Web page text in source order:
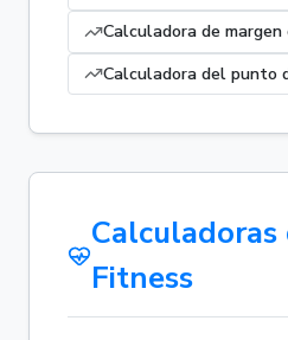
Calculadora de margen
Calculadora del punto
Fitness